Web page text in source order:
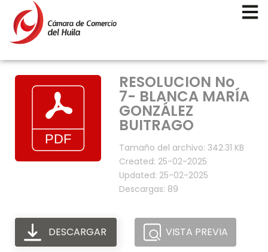
RESOLUCION No
7- BLANCA MARÍA
GONZÁLEZ
BUITRAGO
Tamaño del archivo: 342.31 KB
Created: 25-02-2025
Updated: 25-02-2025
Descargas: 89
DESCARGAR VISTA PREVIA